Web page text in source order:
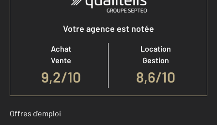
Votre agence est notée
Achat
Vente
9,2/10
Location
Gestion
8,6/10
Offres d'emploi